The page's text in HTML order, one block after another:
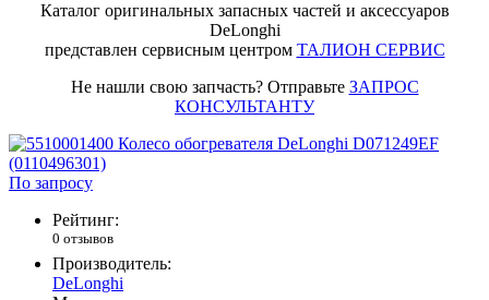
Каталог оригинальных запасных частей и аксессуаров
DeLonghi
представлен сервисным центром ТАЛИОН СЕРВИС
Не нашли свою запчасть? Отправьте ЗАПРОС
КОНСУЛЬТАНТУ
По запросу
Рейтинг:
0 отзывов
Производитель:
DeLonghi